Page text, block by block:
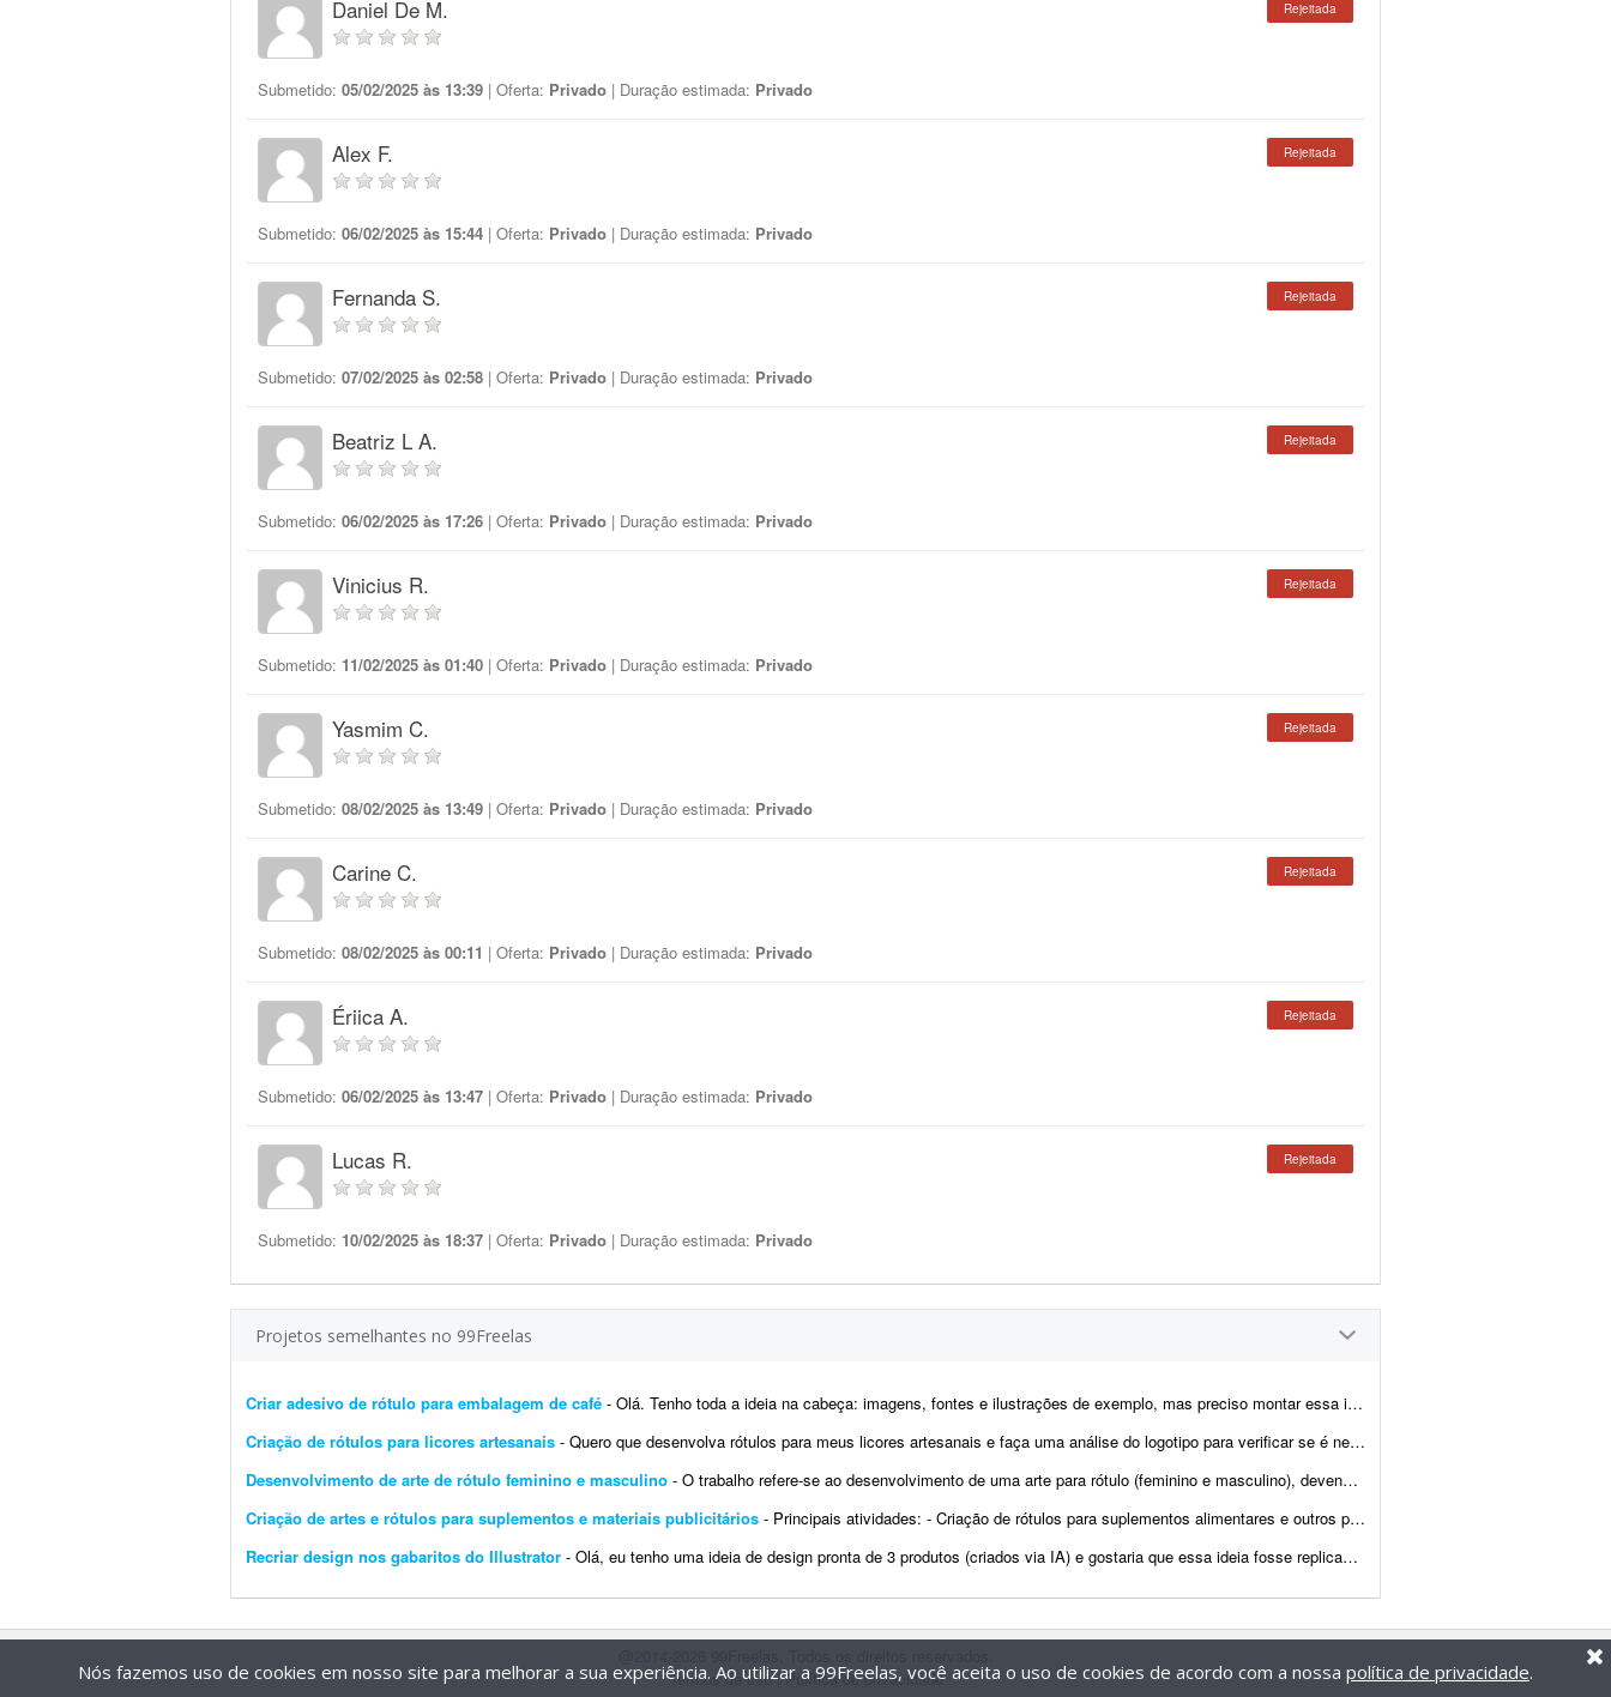
Daniel De M. Rejeitada
Submetido: 05/02/2025 às 13:39 | Oferta: Privado | Duração estimada: Privado
Alex F. Rejeitada
Submetido: 06/02/2025 às 15:44 | Oferta: Privado | Duração estimada: Privado
Fernanda S. Rejeitada
Submetido: 07/02/2025 às 02:58 | Oferta: Privado | Duração estimada: Privado
Beatriz L A. Rejeitada
Submetido: 06/02/2025 às 17:26 | Oferta: Privado | Duração estimada: Privado
Vinicius R. Rejeitada
Submetido: 11/02/2025 às 01:40 | Oferta: Privado | Duração estimada: Privado
Yasmim C. Rejeitada
Submetido: 08/02/2025 às 13:49 | Oferta: Privado | Duração estimada: Privado
Carine C. Rejeitada
Submetido: 08/02/2025 às 00:11 | Oferta: Privado | Duração estimada: Privado
Ériica A. Rejeitada
Submetido: 06/02/2025 às 13:47 | Oferta: Privado | Duração estimada: Privado
Lucas R. Rejeitada
Submetido: 10/02/2025 às 18:37 | Oferta: Privado | Duração estimada: Privado
Projetos semelhantes no 99Freelas
Criar adesivo de rótulo para embalagem de café - Olá. Tenho toda a ideia na cabeça: imagens, fontes e ilustrações de exemplo, mas preciso montar essa ideia em um rótulo adesivo para embalagem de café com ...
Criação de rótulos para licores artesanais - Quero que desenvolva rótulos para meus licores artesanais e faça uma análise do logotipo para verificar se é necessário melhorar ou não.
Desenvolvimento de arte de rótulo feminino e masculino - O trabalho refere-se ao desenvolvimento de uma arte para rótulo (feminino e masculino), devendo conter os seguintes elementos: -> Logotipo da marca; -> Indicação de volu...
Criação de artes e rótulos para suplementos e materiais publicitários - Principais atividades: - Criação de rótulos para suplementos alimentares e outros produtos. - Atualização e adaptação de rótulos já e...
Recriar design nos gabaritos do Illustrator - Olá, eu tenho uma ideia de design pronta de 3 produtos (criados via IA) e gostaria que essa ideia fosse replicada nos gabaritos do Illustrator que possuo, mantendo a mesma estética em...
Termos de uso|Política de privacidade
Nós fazemos uso de cookies em nosso site para melhorar a sua experiência. Ao utilizar a 99Freelas, você aceita o uso de cookies de acordo com a nossa política de privacidade.